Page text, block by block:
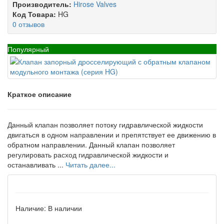
Производитель: Hirose Valves
Код Товара: HG
0 отзывов
Популярный
Краткое описание
Данный клапан позволяет потоку гидравлической жидкости
двигаться в одном направлении и препятствует ее движению в
обратном направлении. Данный клапан позволяет
регулировать расход гидравлической жидкости и
останавливать ... Читать далее...
Наличие: В наличии